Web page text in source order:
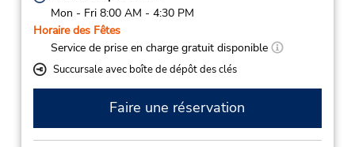
Mon - Fri 8:00 AM - 4:30 PM
Horaire des Fêtes
Service de prise en charge gratuit disponible
Succursale avec boîte de dépôt des clés
Faire une réservation